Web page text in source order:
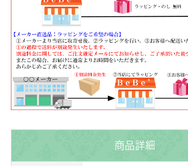
商品詳細